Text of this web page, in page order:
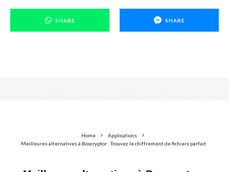
SHARE SHARE
Home
Applications
Meilleures alternatives à Boxcryptor : Trouvez le chiffrement de fichiers parfait